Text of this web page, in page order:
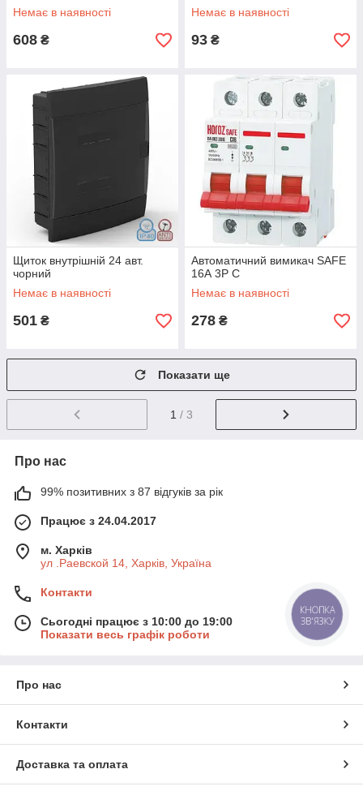
Немає в наявності
608 ₴
Немає в наявності
93 ₴
Щиток внутрішній 24 авт.
чорний
Немає в наявності
501 ₴
Автоматичний вимикач SAFE
16А 3P С
Немає в наявності
278 ₴
Показати ще
1 / 3
Про нас
99% позитивних з 87 відгуків за рік
Працює з 24.04.2017
м. Харків
ул .Раевской 14, Харків, Україна
Контакти
Сьогодні працює з 10:00 до 19:00
Показати весь графік роботи
Про нас
Контакти
Доставка та оплата
КНОПКА
ЗВ'ЯЗКУ